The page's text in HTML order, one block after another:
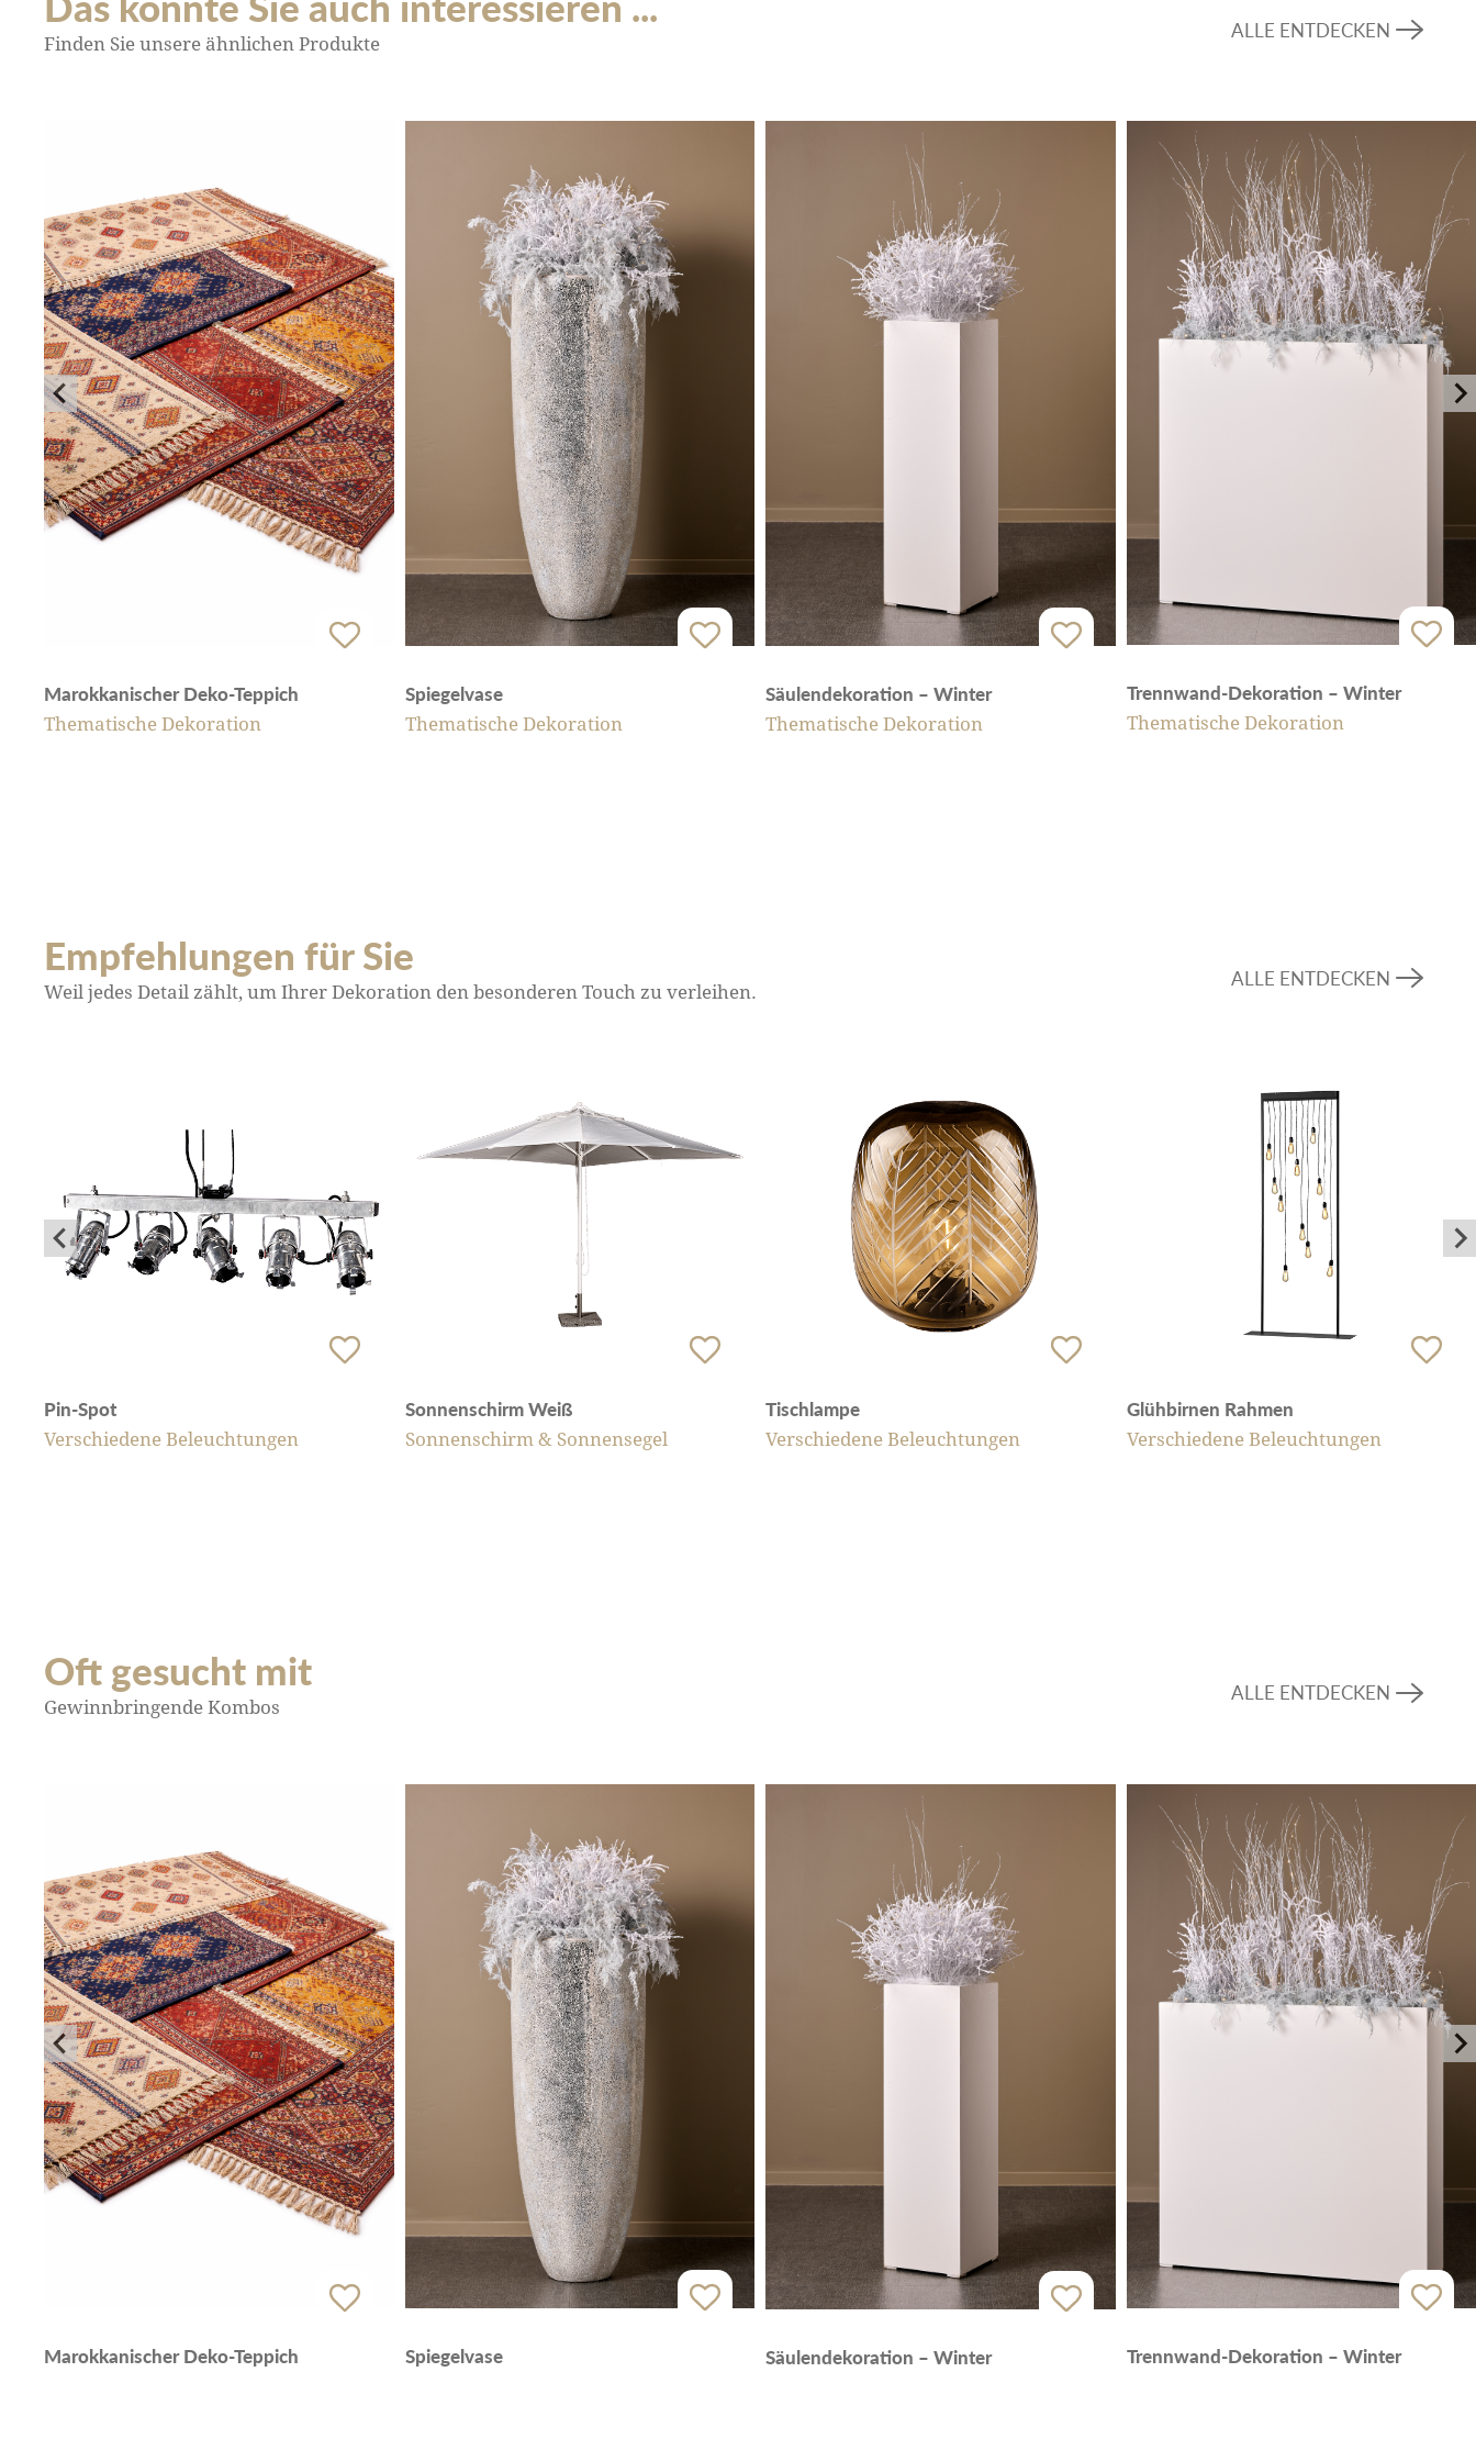
ein. Sie bietet nicht nur eine ästhetische Aufwertung des Veranstaltungsortes,
Indem Sie Ihre Veranstaltungen mit unserer Jute-Bodenverkleidung
ausstatten, verleihen Sie ihnen eine natürliche und ansprechende Note. Diese
Bodenverkleidung ist ideal für Veranstalter, die nach einer
umweltfreundlichen, robusten und stilvollen Lösung suchen, um ihren
Eventräumen einen einzigartigen Charakter zu verleihen.
Finden Sie unsere ähnlichen Produkte
ALLE ENTDECKEN
Marokkanischer Deko-Teppich
Thematische Dekoration
Spiegelvase
Thematische Dekoration
Säulendekoration – Winter
Thematische Dekoration
Trennwand-Dekoration – Winter
Thematische Dekoration
Empfehlungen für Sie
Weil jedes Detail zählt, um Ihrer Dekoration den besonderen Touch zu verleihen.
ALLE ENTDECKEN
Pin-Spot
Verschiedene Beleuchtungen
Sonnenschirm Weiß
Sonnenschirm & Sonnensegel
Tischlampe
Verschiedene Beleuchtungen
Glühbirnen Rahmen
Verschiedene Beleuchtungen
Oft gesucht mit
Gewinnbringende Kombos
ALLE ENTDECKEN
Marokkanischer Deko-Teppich Spiegelvase Säulendekoration – Winter Trennwand-Dekoration – Winter